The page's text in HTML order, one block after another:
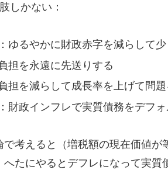
しかない：
：ゆるやかに財政赤字を減らして
担を永遠に先送りする
負担を減らして成長率を上げて問
財政インフレで実質債務をデフ
で考えると（増税額の現在価値
へたにやるとデフレになって実